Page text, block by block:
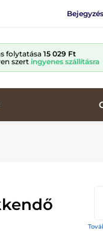
Bejegyzés
folytatása 15 029 Ft
szert ingyenes szállításra